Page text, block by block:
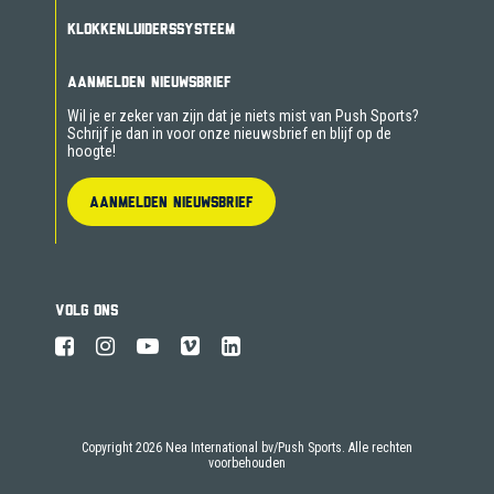
KLOKKENLUIDERSSYSTEEM
AANMELDEN NIEUWSBRIEF
Wil je er zeker van zijn dat je niets mist van Push Sports?
Schrijf je dan in voor onze nieuwsbrief en blijf op de
hoogte!
AANMELDEN NIEUWSBRIEF
VOLG ONS
Copyright 2026 Nea International bv/Push Sports. Alle rechten
voorbehouden